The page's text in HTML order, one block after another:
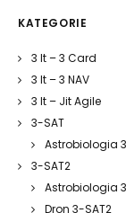
KATEGORIE
3 It – 3 Card
3 It – 3 NAV
3 It – Jit Agile
3-SAT
Astrobiologia
3-SAT2
Astrobiologia
Dron 3-SAT2